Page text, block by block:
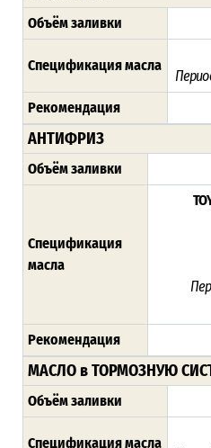
Объём заливки
Спецификация масла
Рекомендация
АНТИФРИЗ
Объём заливки
Спецификация
масла
Рекомендация
МАСЛО в ТОРМОЗНУЮ
Объём заливки
Спецификация масла